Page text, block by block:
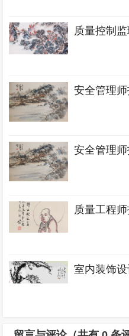
质量控制
安全管理
安全管理师
质量工程
室内装饰